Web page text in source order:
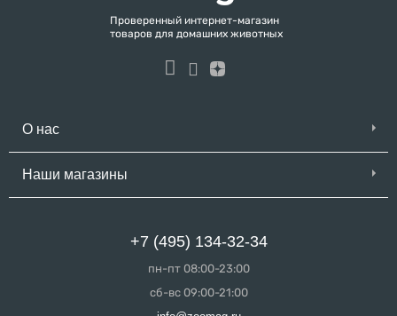
Проверенный интернет-магазин
товаров для домашних животных
О нас
Наши магазины
+7 (495) 134-32-34
пн-пт 08:00-23:00
сб-вс 09:00-21:00